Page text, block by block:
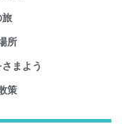
旅
所
まよう
策